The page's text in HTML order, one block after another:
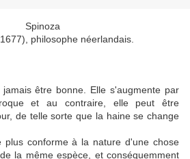
philosophe néerlandais.
être bonne. Elle s'augmente par
et au contraire, elle peut être
de telle sorte que la haine se change
plus conforme à la nature d'une chose
la même espèce, et conséquemment